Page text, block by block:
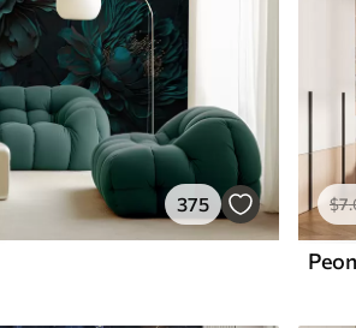
375 $7